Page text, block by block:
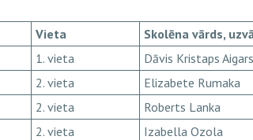
Vieta Skolēna vārds,
1. vieta Dāvis Kristaps Aigars
2. vieta Elizabete Rumaka
2. vieta Roberts Lanka
2. vieta Izabella Ozola